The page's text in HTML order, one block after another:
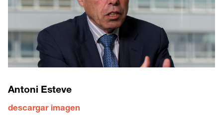
Antoni Esteve
descargar imagen